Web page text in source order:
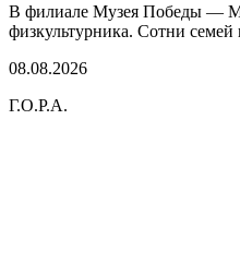
В филиале Музея Победы —
физкультурника. Сотни
08.08.2026
Г.О.Р.А.